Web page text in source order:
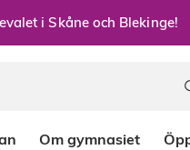
i Skåne och Blekinge!
Om gymnasiet